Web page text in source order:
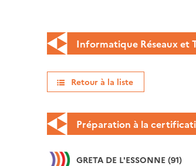
Informatique Réseaux et
Retour à la liste
Préparation à la
GRETA DE L'ESSONNE (91)